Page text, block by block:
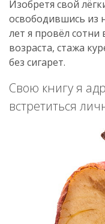
Изобретя свой
освободившись из
лет я провёл сотни
возраста, стажа
без сигарет.
Свою книгу я
встретиться